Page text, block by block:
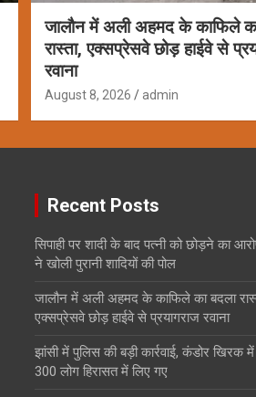
जालौन में अली अहमद के काफिले
रास्ता, एक्सप्रेसवे छोड़ हाईवे से
रवाना
August 8, 2026 admin
Recent Posts
सिपाही पर शादी के बाद पत्नी को छोड़ने का
ने खोली पुरानी शादियों की पोल
जालौन में अली अहमद के काफिले का बदला
एक्सप्रेसवे छोड़ हाईवे से प्रयागराज रवाना
झांसी में पुलिस की बड़ी कार्रवाई, कंडोर खिरक
300 लोग हिरासत में लिए गए